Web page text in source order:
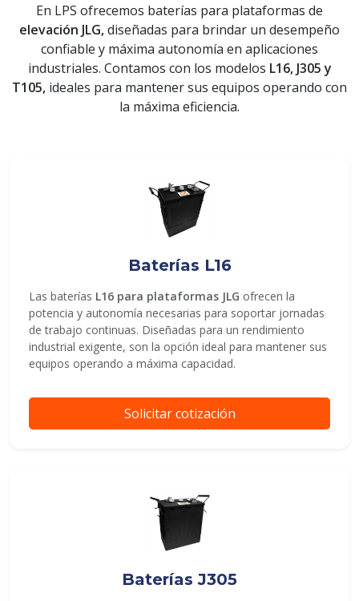
ENVIAR
En LPS ofrecemos baterías para plataformas de
elevación JLG,diseñadas para brindar un desempeño
confiable y máxima autonomía en aplicaciones
industriales. Contamos con los modelos L16, J305 y
T105, ideales para mantener sus equipos operando con
la máxima eficiencia.
Baterías L16
Las baterías L16 para plataformas JLG ofrecen la
potencia y autonomía necesarias para soportar jornadas
de trabajo continuas. Diseñadas para un rendimiento
industrial exigente, son la opción ideal para mantener sus
equipos operando a máxima capacidad.
Solicitar cotización
Baterías J305